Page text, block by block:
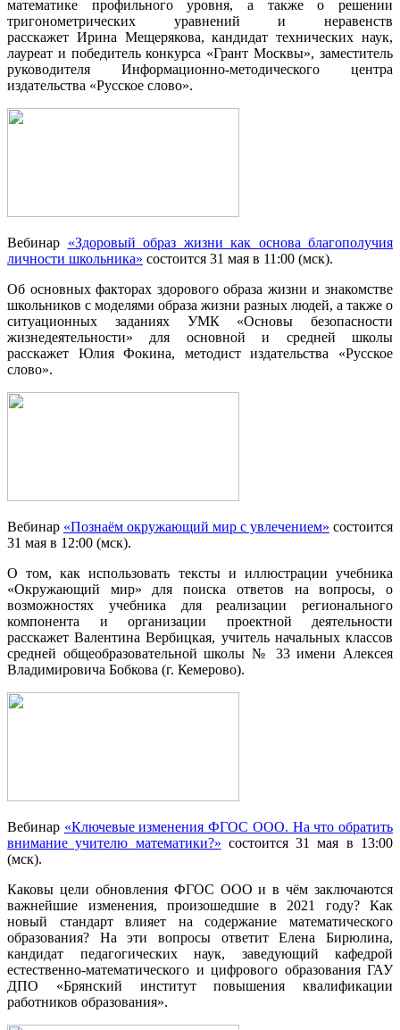
математике профильного уровня, а также о решении
тригонометрических уравнений и неравенств
расскажет Ирина Мещерякова, кандидат технических наук,
лауреат и победитель конкурса «Грант Москвы», заместитель
руководителя Информационно-методического центра
издательства «Русское слово».
Вебинар «Здоровый образ жизни как основа благополучия
личности школьника» состоится 31 мая в 11:00 (мск).
Об основных факторах здорового образа жизни и знакомстве
школьников с моделями образа жизни разных людей, а также о
ситуационных заданиях УМК «Основы безопасности
жизнедеятельности» для основной и средней школы
расскажет Юлия Фокина, методист издательства «Русское
слово».
Вебинар «Познаём окружающий мир с увлечением» состоится
31 мая в 12:00 (мск).
О том, как использовать тексты и иллюстрации учебника
«Окружающий мир» для поиска ответов на вопросы, о
возможностях учебника для реализации регионального
компонента и организации проектной деятельности
расскажет Валентина Вербицкая, учитель начальных классов
средней общеобразовательной школы № 33 имени Алексея
Владимировича Бобкова (г. Кемерово).
Вебинар «Ключевые изменения ФГОС ООО. На что обратить
внимание учителю математики?» состоится 31 мая в 13:00
(мск).
Каковы цели обновления ФГОС ООО и в чём заключаются
важнейшие изменения, произошедшие в 2021 году? Как
новый стандарт влияет на содержание математического
образования? На эти вопросы ответит Елена Бирюлина,
кандидат педагогических наук, заведующий кафедрой
естественно-математического и цифрового образования ГАУ
ДПО «Брянский институт повышения квалификации
работников образования».